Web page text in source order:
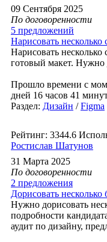
09 Сентября 2025
По договоренности
5 предложений
Нарисовать несколько
Нарисовать несколько
готовый макет. Нужно
Прошло времени с
дней 16 часов 41
Раздел: Дизайн /Figma
Рейтинг: 3344.6
Ростислав Шатунов
31 Марта 2025
По договоренности
2 предложения
Дорисовать несколько
Нужно дорисовать
подробности
аудит по дизайну,